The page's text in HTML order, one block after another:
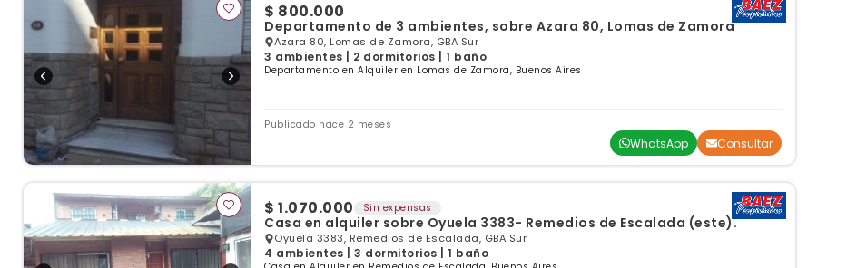
$ 800.000
Departamento de 3 ambientes, sobre Azara 80, Lomas de Zamora
Azara 80, Lomas de Zamora, GBA Sur
3 ambientes | 2 dormitorios | 1 baño
Departamento en Alquiler en Lomas de Zamora, Buenos Aires
Publicado hace 2 meses
WhatsApp Consultar
$ 1.070.000 Sin expensas
Casa en alquiler sobre Oyuela 3383- Remedios de Escalada (este).
Oyuela 3383, Remedios de Escalada, GBA Sur
4 ambientes | 3 dormitorios | 1 baño